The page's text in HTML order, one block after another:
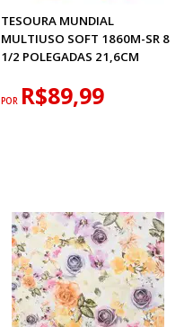
TESOURA MUNDIAL
MULTIUSO SOFT 1860M-SR 8
1/2 POLEGADAS 21,6CM
POR R$89,99